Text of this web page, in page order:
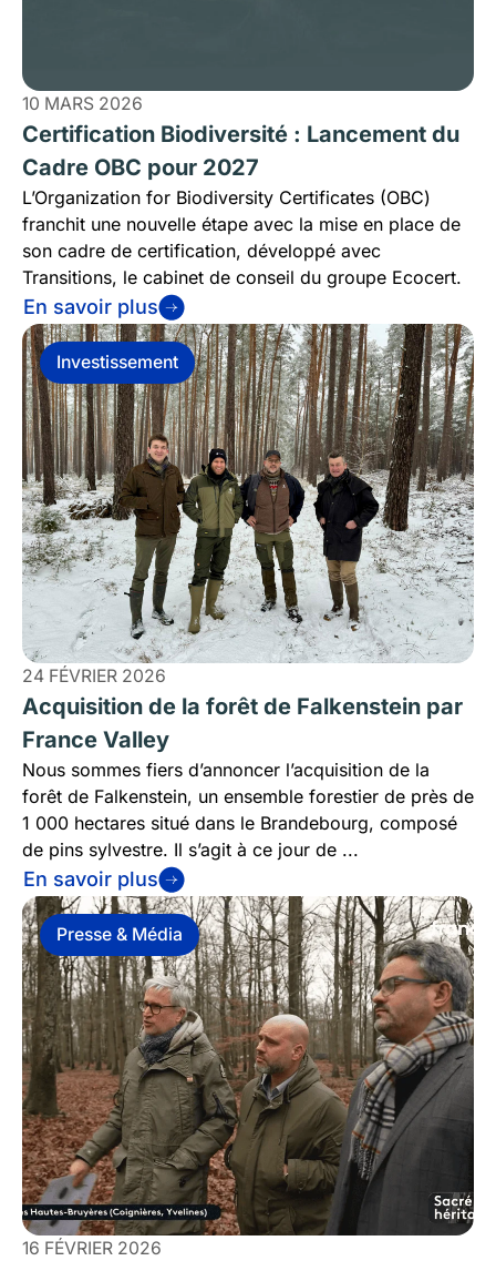
10 MARS 2026
Certification Biodiversité : Lancement du
Cadre OBC pour 2027
L’Organization for Biodiversity Certificates (OBC)
franchit une nouvelle étape avec la mise en place de
son cadre de certification, développé avec
Transitions, le cabinet de conseil du groupe Ecocert.
En savoir plus
Investissement
24 FÉVRIER 2026
Acquisition de la forêt de Falkenstein par
France Valley
Nous sommes fiers d’annoncer l’acquisition de la
forêt de Falkenstein, un ensemble forestier de près de
1 000 hectares situé dans le Brandebourg, composé
de pins sylvestre. Il s’agit à ce jour de ...
En savoir plus
Presse & Média
16 FÉVRIER 2026